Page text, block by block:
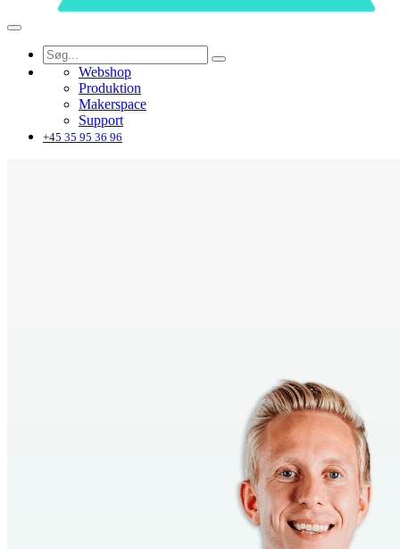
Webshop
Produktion
Makerspace
Support
+45 35 95 36 96